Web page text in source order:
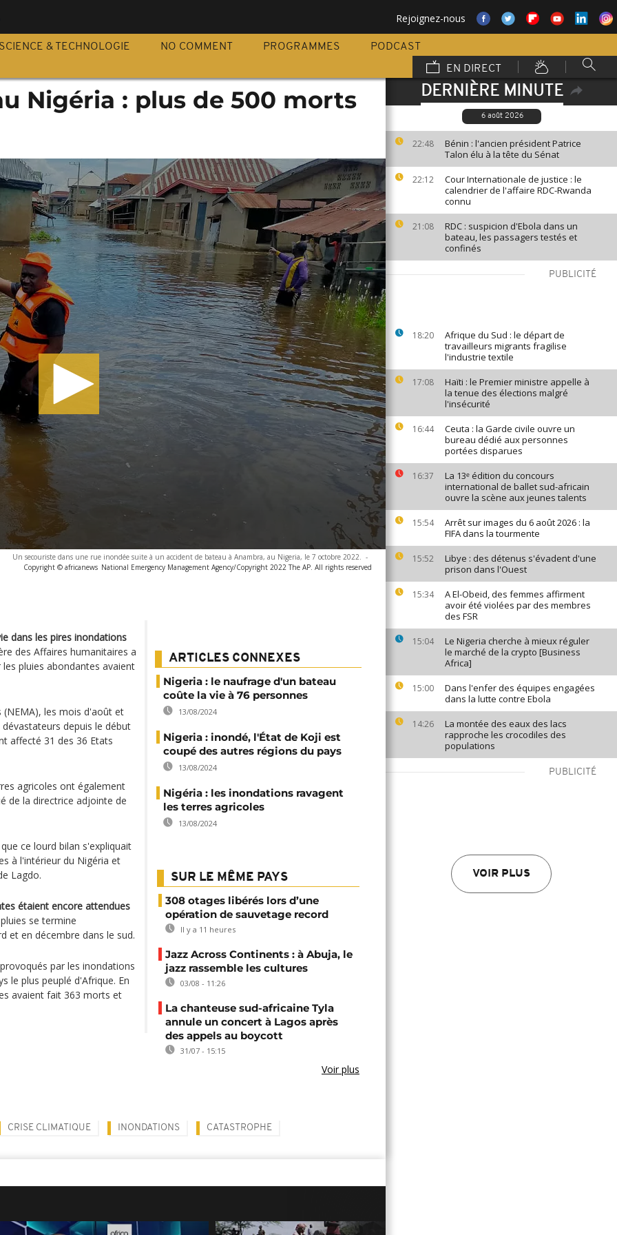
Rejoignez-nous
SCIENCE & TECHNOLOGIE NO COMMENT PROGRAMMES
PODCAST
EN DIRECT
DERNIÈRE MINUTE
6 août 2026
22:48
Bénin : l'ancien président Patrice
Talon élu à la tête du Sénat
22:12
Cour Internationale de justice : le
calendrier de l'affaire RDC-Rwanda
connu
21:08
RDC : suspicion d'Ebola dans un
bateau, les passagers testés et
confinés
PUBLICITÉ
18:20
Afrique du Sud : le départ de
travailleurs migrants fragilise
l'industrie textile
17:08
Haïti : le Premier ministre appelle à
la tenue des élections malgré
l'insécurité
16:44
Ceuta : la Garde civile ouvre un
bureau dédié aux personnes
portées disparues
16:37
La 13ᵉ édition du concours
international de ballet sud-africain
ouvre la scène aux jeunes talents
15:54
Arrêt sur images du 6 août 2026 : la
FIFA dans la tourmente
15:52
Libye : des détenus s'évadent d'une
prison dans l'Ouest
15:34
A El-Obeid, des femmes affirment
avoir été violées par des membres
des FSR
15:04
Le Nigeria cherche à mieux réguler
le marché de la crypto [Business
Africa]
15:00
Dans l'enfer des équipes engagées
dans la lutte contre Ebola
14:26
La montée des eaux des lacs
rapproche les crocodiles des
populations
PUBLICITÉ
VOIR PLUS
Nigéria : plus de 500 morts
Un secouriste dans une rue inondée suite à un accident de bateau à Anambra, au Nigeria, le 7 octobre 2022. -
Copyright © africanews National Emergency Management Agency/Copyright 2022 The AP. All rights reserved
dans les pires inondations
des Affaires humanitaires a
pluies abondantes avaient
(NEMA), les mois d'août et
depuis le début
affecté 31 des 36 Etats
agricoles ont également
de la directrice adjointe de
ce lourd bilan s'expliquait
à l'intérieur du Nigéria et
Lagdo.
étaient encore attendues
se termine
et en décembre dans le sud.
par les inondations
le plus peuplé d'Afrique. En
avaient fait 363 morts et
ARTICLES CONNEXES
Nigeria : le naufrage d'un bateau
coûte la vie à 76 personnes
13/08/2024
Nigeria : inondé, l'État de Koji est
coupé des autres régions du pays
13/08/2024
Nigéria : les inondations ravagent
les terres agricoles
13/08/2024
SUR LE MÊME PAYS
308 otages libérés lors d’une
opération de sauvetage record
Il y a 11 heures
Jazz Across Continents : à Abuja, le
jazz rassemble les cultures
03/08 - 11:26
La chanteuse sud-africaine Tyla
annule un concert à Lagos après
des appels au boycott
31/07 - 15:15
Voir plus
CRISE CLIMATIQUE INONDATIONS CATASTROPHE